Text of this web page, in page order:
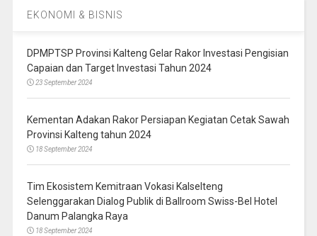
EKONOMI & BISNIS
DPMPTSP Provinsi Kalteng Gelar Rakor Investasi Pengisian
Capaian dan Target Investasi Tahun 2024
23 September 2024
Kementan Adakan Rakor Persiapan Kegiatan Cetak Sawah
Provinsi Kalteng tahun 2024
18 September 2024
Tim Ekosistem Kemitraan Vokasi Kalselteng
Selenggarakan Dialog Publik di Ballroom Swiss-Bel Hotel
Danum Palangka Raya
18 September 2024